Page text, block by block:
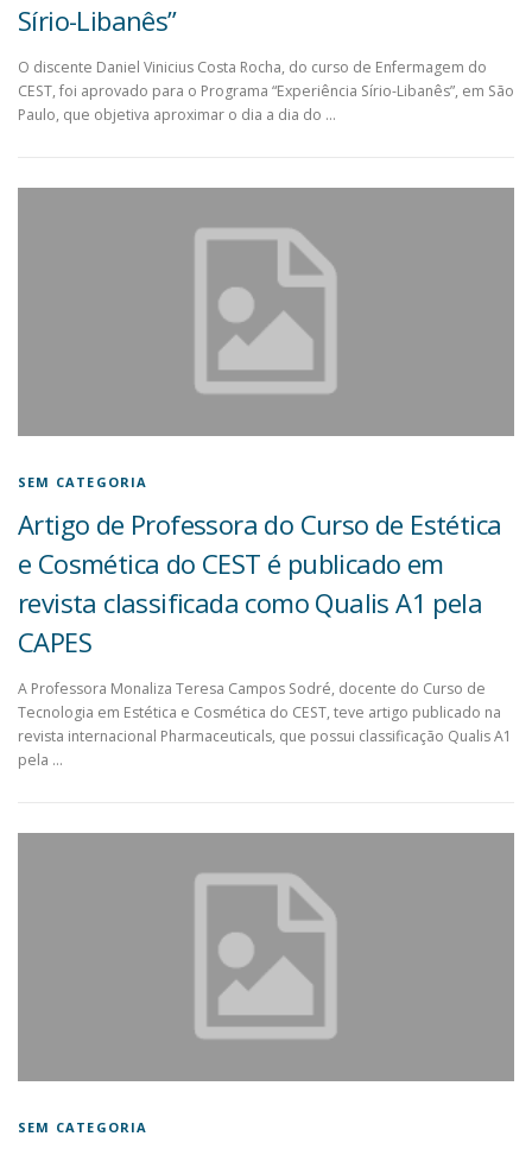
Sírio-Libanês”
O discente Daniel Vinicius Costa Rocha, do curso de Enfermagem do
CEST, foi aprovado para o Programa “Experiência Sírio-Libanês”, em São
Paulo, que objetiva aproximar o dia a dia do …
SEM CATEGORIA
Artigo de Professora do Curso de Estética
e Cosmética do CEST é publicado em
revista classificada como Qualis A1 pela
CAPES
A Professora Monaliza Teresa Campos Sodré, docente do Curso de
Tecnologia em Estética e Cosmética do CEST, teve artigo publicado na
revista internacional Pharmaceuticals, que possui classificação Qualis A1
pela …
SEM CATEGORIA